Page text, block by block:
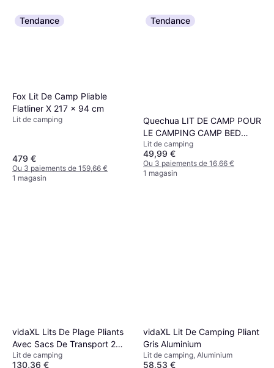
Tendance
Fox Lit De Camp Pliable
Flatliner X 217 x 94 cm
Lit de camping
479 €
Ou 3 paiements de 159,66 €
1 magasin
Tendance
Quechua LIT DE CAMP POUR
LE CAMPING CAMP BED
SECOND 65 CM 1
PERSONNE
Lit de camping
49,99 €
Ou 3 paiements de 16,66 €
1 magasin
vidaXL Lits De Plage Pliants
Avec Sacs De Transport 2
Pcs
Lit de camping
130,36 €
vidaXL Lit De Camping Pliant
Gris Aluminium
Lit de camping, Aluminium
58,53 €